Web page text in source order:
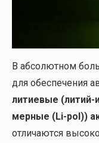
В абсо­лют­ном
для обес­пе­че­ния
лити­е­вые
мер­ные (Li-pol))
отли­ча­ют­ся